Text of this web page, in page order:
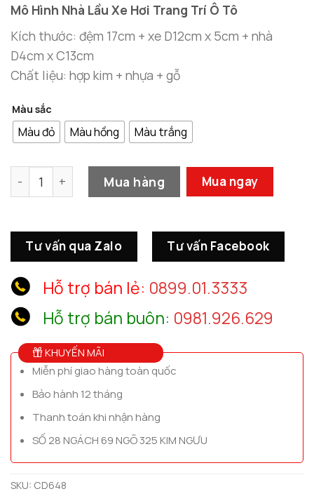
Mô Hình Nhà Lầu Xe Hơi Trang Trí Ô Tô
Kích thước: đệm 17cm + xe D12cm x 5cm + nhà
D4cm x C13cm
Chất liệu: hợp kim + nhựa + gỗ
Màu sắc
Màu đỏ Màu hồng Màu trắng
Mô Hình Nhà Lầu Xe Hơi số lượng
Mua hàng Mua ngay
Tư vấn qua Zalo Tư vấn Facebook
Hỗ trợ bán lẻ: 0899.01.3333
Hỗ trợ bán buôn: 0981.926.629
KHUYẾN MÃI
Miễn phí giao hàng toàn quốc
Bảo hành 12 tháng
Thanh toán khi nhận hàng
SỐ 28 NGÁCH 69 NGÕ 325 KIM NGƯU
SKU: CD648